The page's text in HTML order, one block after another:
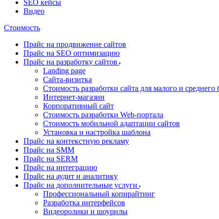
SEO кейсы
Видео
Стоимость
Прайс на продвижение сайтов
Прайс на SEO оптимизацию
Прайс на разработку сайтов
Landing page
Cайта-визитка
Стоимость разработки сайта для малого и среднего
Интернет-магазин
Корпоративный сайт
Стоимость разработки Web-портала
Стоимость мобильной адаптации сайтов
Установка и настройка шаблона
Прайс на контекстную рекламу
Прайс на SMM
Прайс на SERM
Прайс на интеграцию
Прайс на аудит и аналитику
Прайс на дополнительные услуги
Профессиональный копирайтинг
Разработка интерфейсов
Видеоролики и шоурилы